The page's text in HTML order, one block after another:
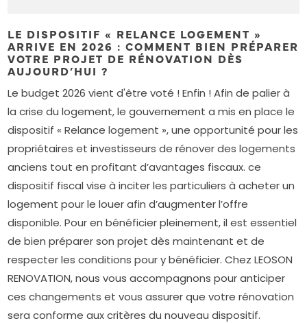
LE DISPOSITIF « RELANCE LOGEMENT »
ARRIVE EN 2026 : COMMENT BIEN PRÉPARER
VOTRE PROJET DE RÉNOVATION DÈS
AUJOURD’HUI ?
Le budget 2026 vient d'être voté ! Enfin ! Afin de palier à
la crise du logement, le gouvernement a mis en place le
dispositif « Relance logement », une opportunité pour les
propriétaires et investisseurs de rénover des logements
anciens tout en profitant d’avantages fiscaux. ce
dispositif fiscal vise à inciter les particuliers à acheter un
logement pour le louer afin d’augmenter l’offre
disponible. Pour en bénéficier pleinement, il est essentiel
de bien préparer son projet dès maintenant et de
respecter les conditions pour y bénéficier. Chez LEOSON
RENOVATION, nous vous accompagnons pour anticiper
ces changements et vous assurer que votre rénovation
sera conforme aux critères du nouveau dispositif.